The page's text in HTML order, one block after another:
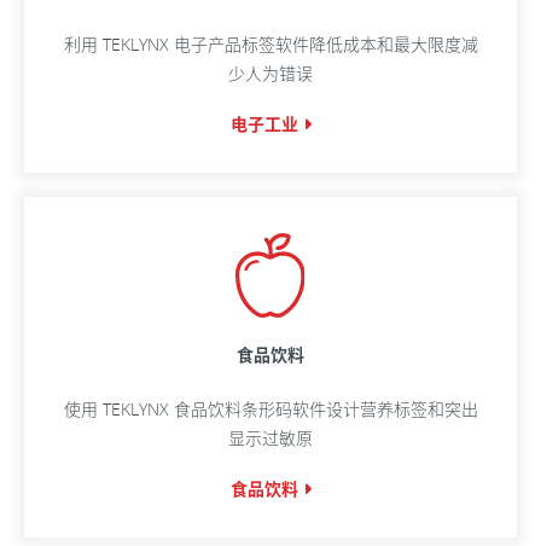
利用 TEKLYNX 电子产品标签软件降低成本和最大限度减
少人为错误
电子工业
食品饮料
使用 TEKLYNX 食品饮料条形码软件设计营养标签和突出
显示过敏原
食品饮料